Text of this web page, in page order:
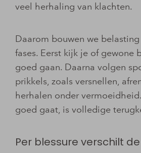
veel herhaling van klachten.
Daarom bouwen we
fases. Eerst kijk je of gewone
goed gaan. Daarna volgen
prikkels, zoals versnellen,
herhalen onder
goed gaat, is volledige
Per blessure verschilt